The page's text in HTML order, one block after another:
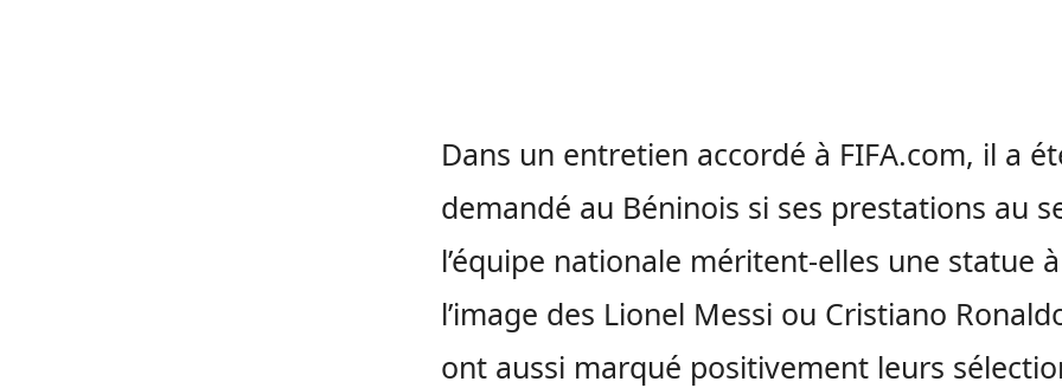
Dans un entretien accordé à FIFA.com, il a
demandé au Béninois si ses prestations au
l’équipe nationale méritent-elles une statue à
l’image des Lionel Messi ou Cristiano
ont aussi marqué positivement leurs